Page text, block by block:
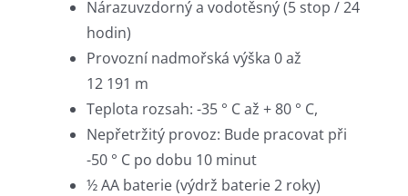
Nárazuvzdorný a vodotěsný (5 stop / 24
hodin)
Provozní nadmořská výška 0 až
12 191 m
Teplota rozsah: -35 ° C až + 80 ° C,
Nepřetržitý provoz: Bude pracovat při
-50 ° C po dobu 10 minut
½ AA baterie (výdrž baterie 2 roky)